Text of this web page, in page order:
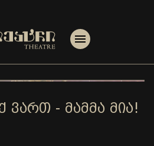
ᲕᲐᲠᲗ - ᲛᲐᲛᲛᲐ ᲛᲘᲐ!